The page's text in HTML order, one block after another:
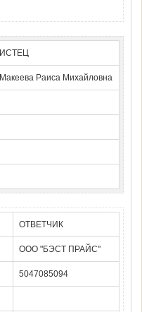
ИСТЕЦ
Макеева Раиса Михайловна
ОТВЕТЧИК
ООО "БЭСТ ПРАЙС"
5047085094